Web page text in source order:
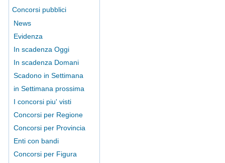
Concorsi pubblici
News
Evidenza
In scadenza Oggi
In scadenza Domani
Scadono in Settimana
in Settimana prossima
I concorsi piu' visti
Concorsi per Regione
Concorsi per Provincia
Enti con bandi
Concorsi per Figura